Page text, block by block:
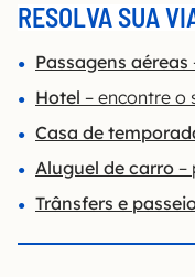
RESOLVA SUA
Passagens aéreas
Hotel – encontre o
Casa de
Aluguel de carro –
Trânsfers e